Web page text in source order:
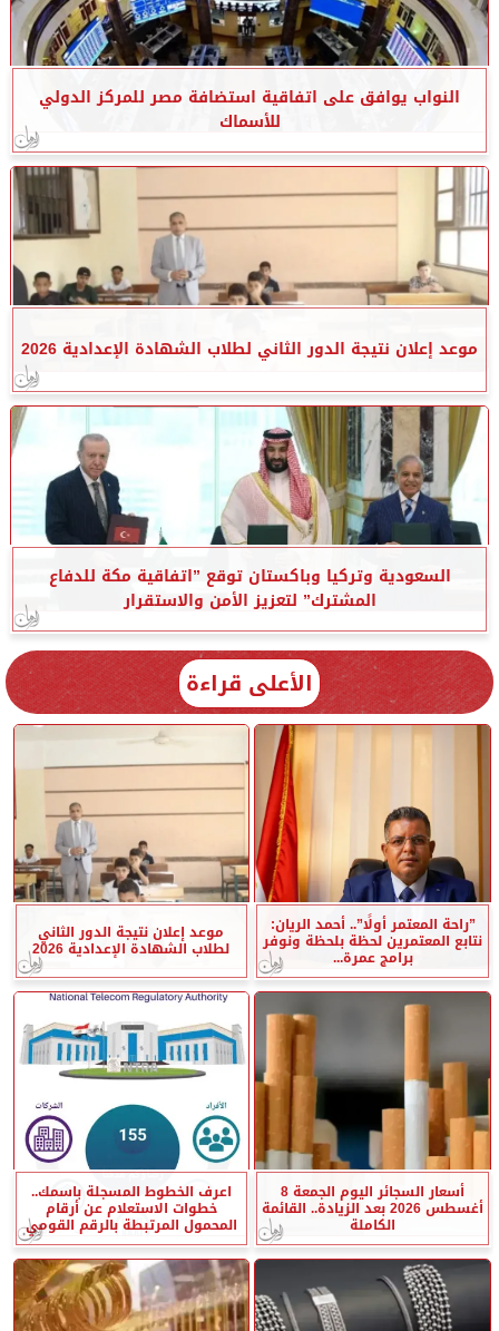
النواب يوافق على اتفاقية استضافة مصر للمركز الدولي
للأسماك
موعد إعلان نتيجة الدور الثاني لطلاب الشهادة الإعدادية 2026
السعودية وتركيا وباكستان توقع ”اتفاقية مكة للدفاع
المشترك” لتعزيز الأمن والاستقرار
الأعلى قراءة
”راحة المعتمر أولًا”.. أحمد الريان:
نتابع المعتمرين لحظة بلحظة ونوفر
برامج عمرة...
موعد إعلان نتيجة الدور الثاني
لطلاب الشهادة الإعدادية 2026
أسعار السجائر اليوم الجمعة 8
أغسطس 2026 بعد الزيادة.. القائمة
الكاملة
اعرف الخطوط المسجلة باسمك..
خطوات الاستعلام عن أرقام
المحمول المرتبطة بالرقم القومي